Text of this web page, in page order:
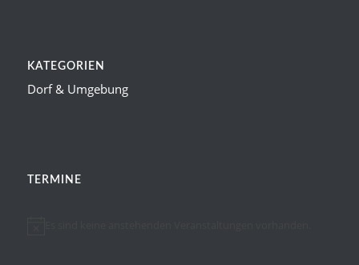
KATEGORIEN
Dorf & Umgebung
TERMINE